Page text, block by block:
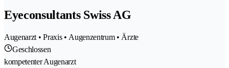
Eyeconsultants Swiss AG
Augenarzt • Praxis • Augenzentrum • Ärzte
Geschlossen
kompetenter Augenarzt